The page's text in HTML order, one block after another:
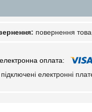
повернення
підключені електронні